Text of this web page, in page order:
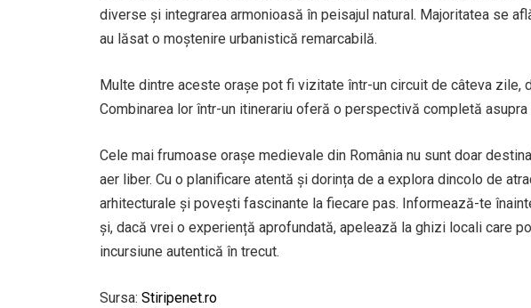
diverse și integrarea armonioasă în peisajul natural. Majoritatea se
au lăsat o moștenire urbanistică remarcabilă.
Multe dintre aceste orașe pot fi vizitate într-un circuit de câteva zile,
Combinarea lor într-un itinerariu oferă o perspectivă completă
Cele mai frumoase orașe medievale din România nu sunt doar
aer liber. Cu o planificare atentă și dorința de a explora dincolo de
arhitecturale și povești fascinante la fiecare pas. Informează-te
și, dacă vrei o experiență aprofundată, apelează la ghizi locali care
incursiune autentică în trecut.
Sursa: Stiripenet.ro